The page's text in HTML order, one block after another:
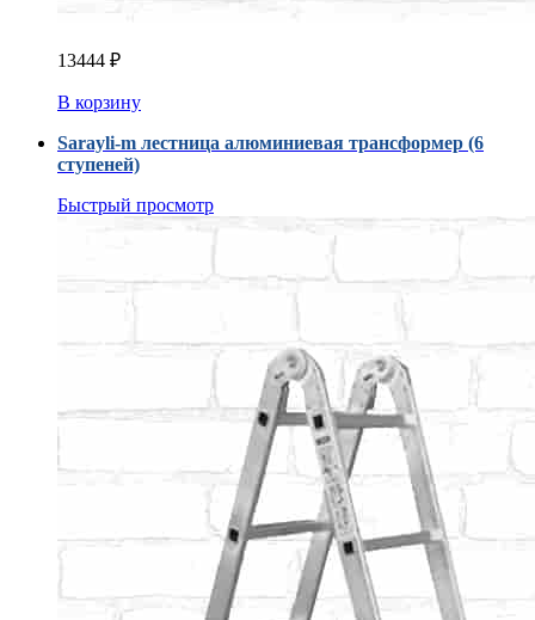
13444 ₽
В корзину
Sarayli-m лестница алюминиевая трансформер (6
ступеней)
Быстрый просмотр